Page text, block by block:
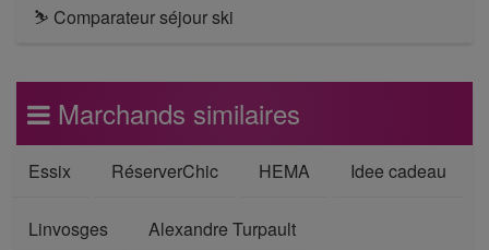
⛷ Comparateur séjour ski
Marchands similaires
Essix RéserverChic HEMA Idee cadeau
Linvosges Alexandre Turpault